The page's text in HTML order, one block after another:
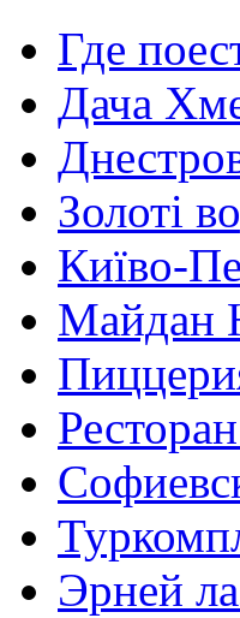
Где
Дача
Золоті
Київо-
Майдан
Эрней